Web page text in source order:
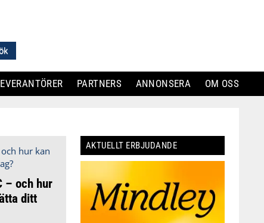
PARTNERS ANNONSERA OM OSS
– och hur
ditt
AKTUELLT ERBJUDANDE